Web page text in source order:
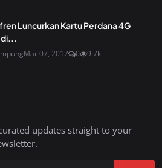
Luncurkan Kartu Perdana 4G
di...
Mar 07, 2017 0 9.7k
updates straight to your